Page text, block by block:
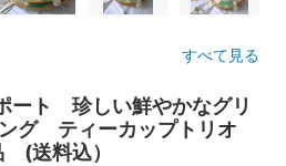
すべて見る
ト 珍しい鮮やかなグリ
ング ティーカップトリオ
(送料込）